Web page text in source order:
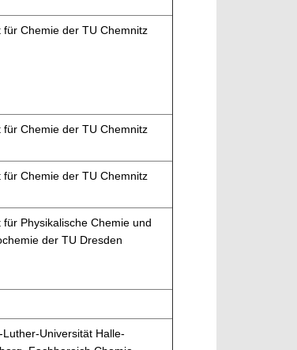
für Chemie der TU Chemnitz
für Chemie der TU Chemnitz
für Chemie der TU Chemnitz
für Physikalische Chemie und
der TU Dresden
Luther-Universität Halle-